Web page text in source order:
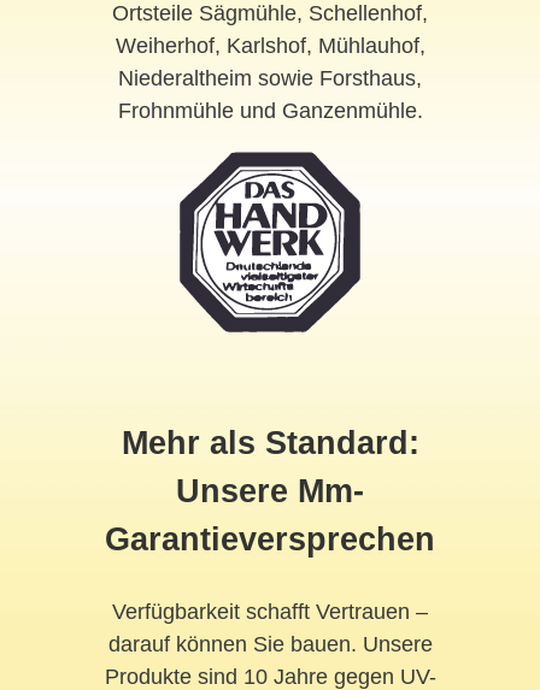
Ortsteile Sägmühle, Schellenhof,
Weiherhof, Karlshof, Mühlauhof,
Niederaltheim sowie Forsthaus,
Frohnmühle und Ganzenmühle.
Mehr als Standard:
Unsere Mm-
Garantieversprechen
Verfügbarkeit schafft Vertrauen –
darauf können Sie bauen. Unsere
Produkte sind 10 Jahre gegen UV-